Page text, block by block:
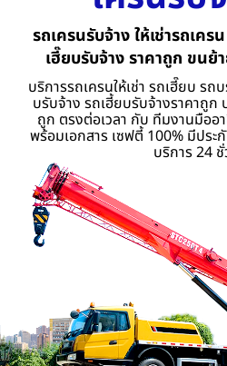
รถเครนรับจ้าง ให้เช่ารถเค
เฮี๊ยบรับจ้าง ราคาถูก ขน
บริการรถเครนให้เช่า รถเฮี๊ยบ รถ
บรับจ้าง รถเฮี้ยบรับจ้างราคาถูก
ถูก ตรงต่อเวลา กับ ทีมงานมือ
พร้อมเอกสาร เซฟตี้ 100% มีประ
บริการ 24 ชั่